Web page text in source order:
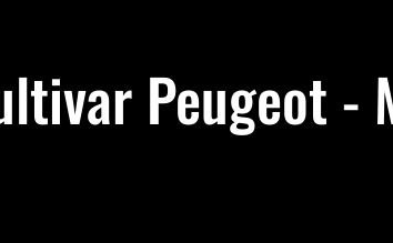
Peugeot -